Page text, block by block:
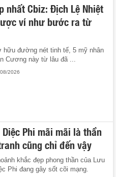
nhất Cbiz: Địch Lệ Nhiệt
ví như bước ra từ
hữu đường nét tinh tế, 5 mỹ nhân
Cương này từ lâu đã ...
2026
Phi mãi mãi là thần
cũng chỉ đến vậy
khắc đẹp phong thần của Lưu
Phi đang gây sốt cõi mạng.